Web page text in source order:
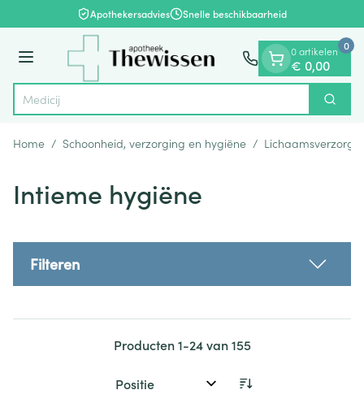
Ga naar de inhoudApothekersadvies Snelle beschikbaarheid
Menu
Product, merk, categorie... Zoek
0 artikelen
€ 0,00
0
Home / Schoonheid, verzorging en hygiëne /
Intieme hygiëne
Filteren
Producten1-24van155
Sorteer op: